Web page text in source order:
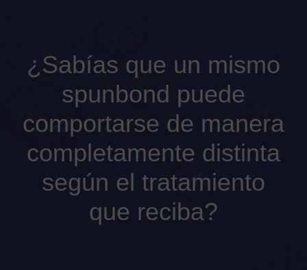
¿Sabías que un mismo
spunbond puede
comportarse de manera
completamente distinta
según el tratamiento
que reciba?